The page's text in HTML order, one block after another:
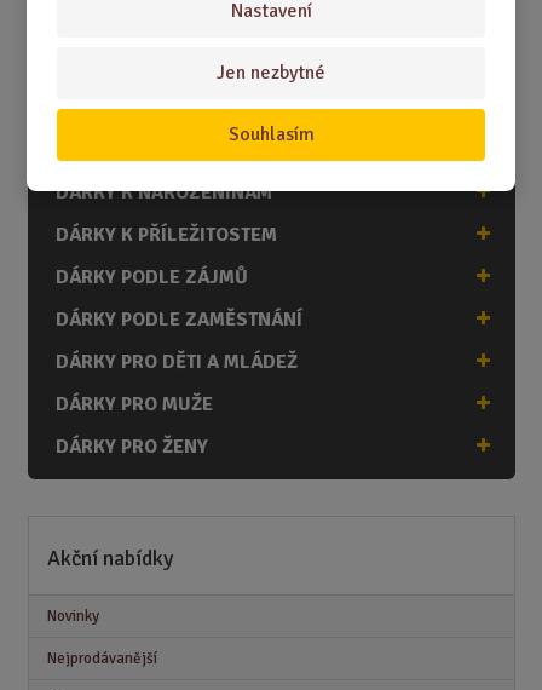
Nastavení
Jen nezbytné
Souhlasím
čokoládový dárek je sázkou na jistotu
DÁRKY K NAROZENINÁM
DÁRKY K PŘÍLEŽITOSTEM
DÁRKY PODLE ZÁJMŮ
DÁRKY PODLE ZAMĚSTNÁNÍ
DÁRKY PRO DĚTI A MLÁDEŽ
DÁRKY PRO MUŽE
DÁRKY PRO ŽENY
Akční nabídky
Novinky
Nejprodávanější